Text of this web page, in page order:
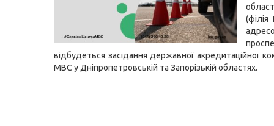
відбудеться засідання державної акредитаційної
МВС у Дніпропетровській та Запорізькій областях.